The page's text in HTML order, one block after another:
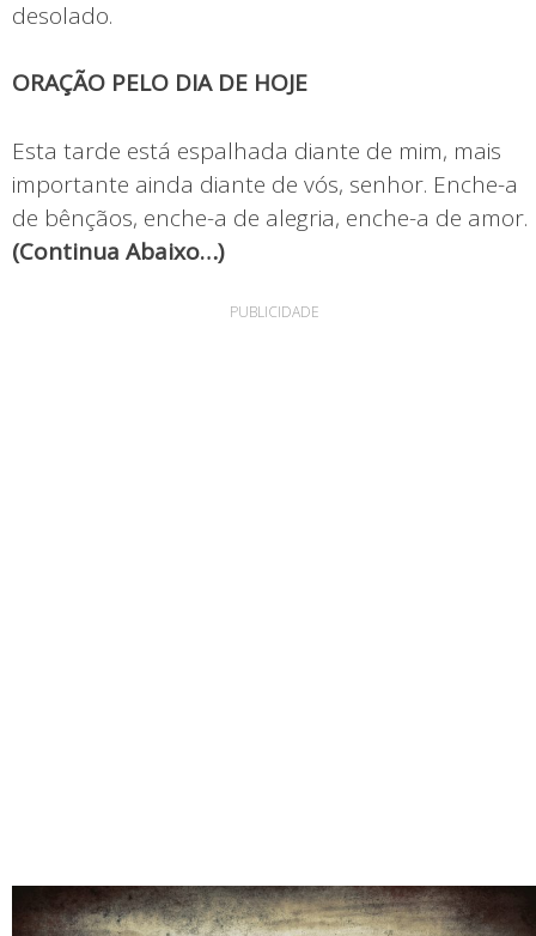
desolado.
ORAÇÃO PELO DIA DE HOJE
Esta tarde está espalhada diante de mim, mais
importante ainda diante de vós, senhor. Enche-a
de bênçãos, enche-a de alegria, enche-a de amor.
(Continua Abaixo…)
PUBLICIDADE